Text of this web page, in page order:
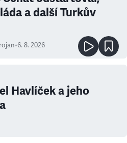
a další Turkův
•6. 8. 2026
Havlíček a jeho